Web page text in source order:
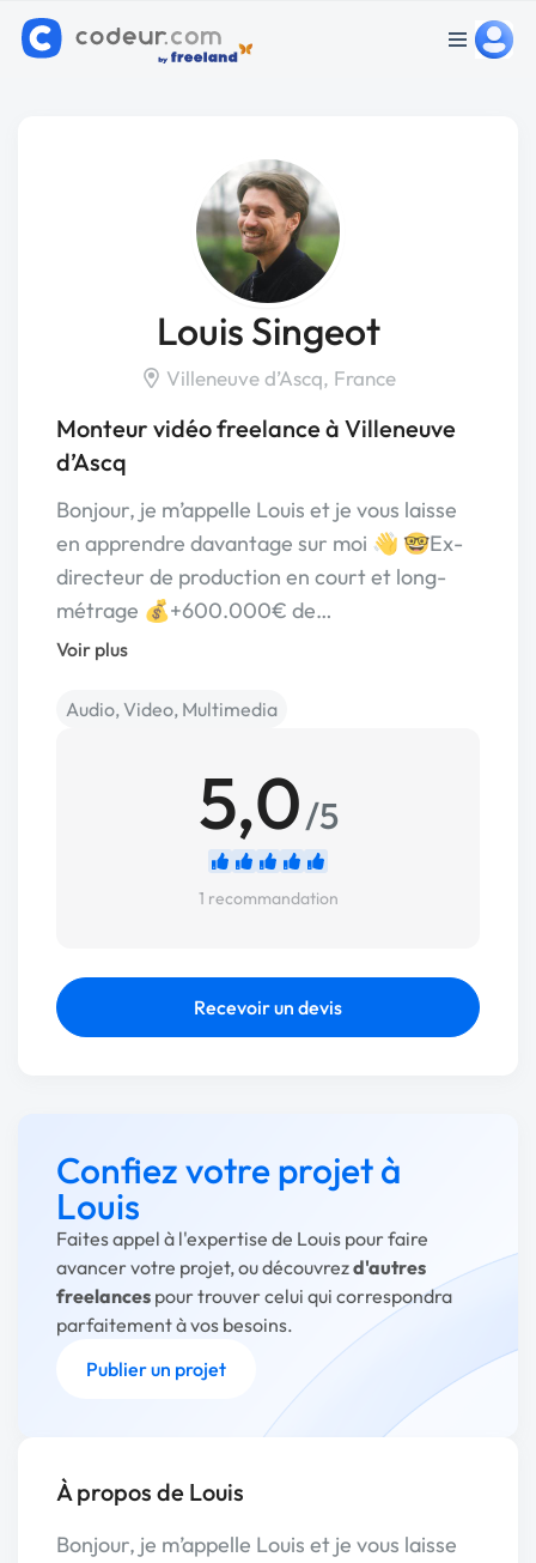
Louis Singeot
Villeneuve d’Ascq, France
Monteur vidéo freelance à Villeneuve
d’Ascq
Bonjour, je m’appelle Louis et je vous laisse
en apprendre davantage sur moi 👋 🤓Ex-
directeur de production en court et long-
métrage 💰+600.000€ de…
Voir plus
Audio, Video, Multimedia
5,0/5
1 recommandation
Recevoir un devis
Confiez votre projet à
Louis
Faites appel à l'expertise de Louis pour faire
avancer votre projet, ou découvrezd'autres
freelances pour trouver celui qui correspondra
parfaitement à vos besoins.
Publier un projet
À propos de Louis
Bonjour, je m’appelle Louis et je vous laisse